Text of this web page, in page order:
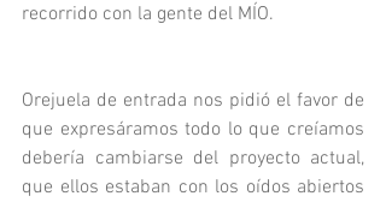
recorrido con la gente del MÍO.
Orejuela de entrada nos pidió el favor de
que expresáramos todo lo que creíamos
debería cambiarse del proyecto actual,
que ellos estaban con los oídos abiertos